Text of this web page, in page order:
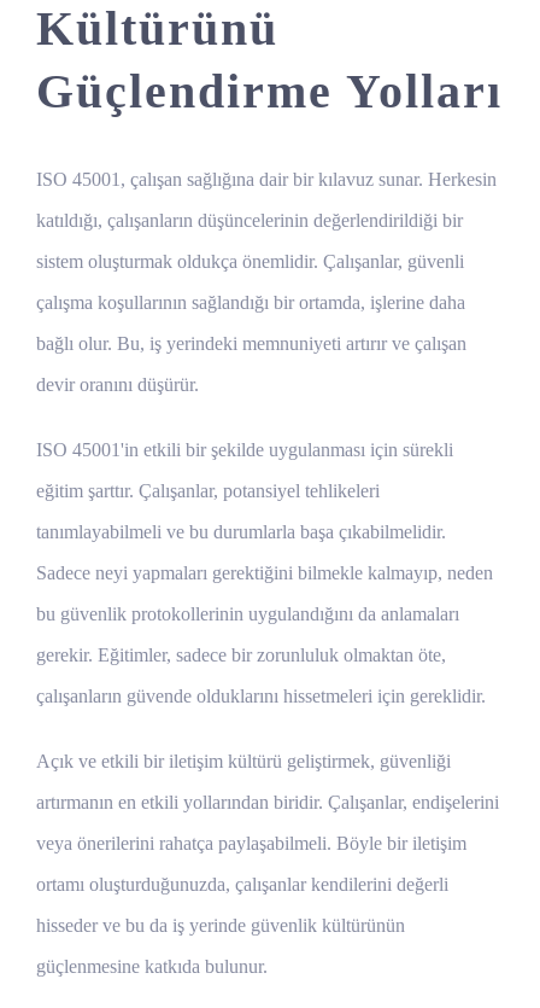
Kültürünü
Güçlendirme Yolları
ISO 45001, çalışan sağlığına dair bir kılavuz sunar. Herkesin
katıldığı, çalışanların düşüncelerinin değerlendirildiği bir
sistem oluşturmak oldukça önemlidir. Çalışanlar, güvenli
çalışma koşullarının sağlandığı bir ortamda, işlerine daha
bağlı olur. Bu, iş yerindeki memnuniyeti artırır ve çalışan
devir oranını düşürür.
ISO 45001'in etkili bir şekilde uygulanması için sürekli
eğitim şarttır. Çalışanlar, potansiyel tehlikeleri
tanımlayabilmeli ve bu durumlarla başa çıkabilmelidir.
Sadece neyi yapmaları gerektiğini bilmekle kalmayıp, neden
bu güvenlik protokollerinin uygulandığını da anlamaları
gerekir. Eğitimler, sadece bir zorunluluk olmaktan öte,
çalışanların güvende olduklarını hissetmeleri için gereklidir.
Açık ve etkili bir iletişim kültürü geliştirmek, güvenliği
artırmanın en etkili yollarından biridir. Çalışanlar, endişelerini
veya önerilerini rahatça paylaşabilmeli. Böyle bir iletişim
ortamı oluşturduğunuzda, çalışanlar kendilerini değerli
hisseder ve bu da iş yerinde güvenlik kültürünün
güçlenmesine katkıda bulunur.